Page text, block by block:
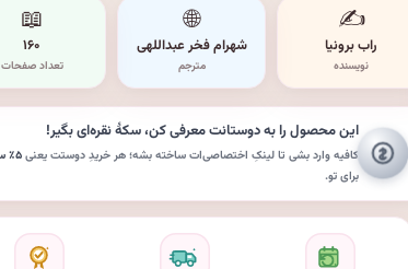
✍️
راب برونیا
نویسنده
🌐
شهرام فخر عبداللهی
مترجم
📖
۱۶۰
تعداد صفحات
این محصول را به دوستانت معرفی کن،سکهٔ نقره‌ایبگیر!
کافیه وارد بشی تا لینکِ اختصاصی‌ات ساخته بشه؛ هر خریدِ دوستت یعنی۵٪ سکهٔ نقره‌ای
برای تو.